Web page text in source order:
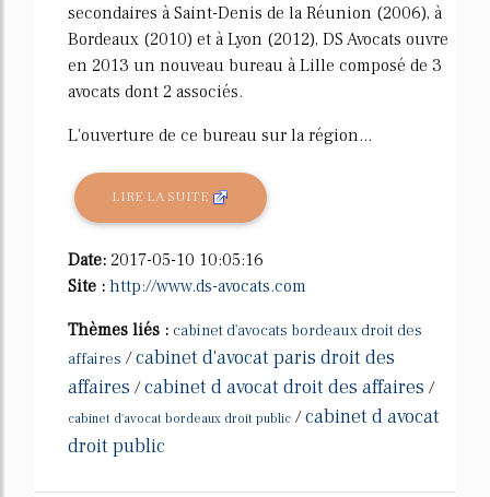
secondaires à Saint-Denis de la Réunion (2006), à
Bordeaux (2010) et à Lyon (2012), DS Avocats ouvre
en 2013 un nouveau bureau à Lille composé de 3
avocats dont 2 associés.
L'ouverture de ce bureau sur la région...
LIRE LA SUITE
Date: 2017-05-10 10:05:16
Site : http://www.ds-avocats.com
Thèmes liés : cabinet d'avocats bordeaux droit des
affaires /cabinet d'avocat paris droit des
affaires /cabinet d avocat droit des affaires /
cabinet d'avocat bordeaux droit public /cabinet d avocat
droit public